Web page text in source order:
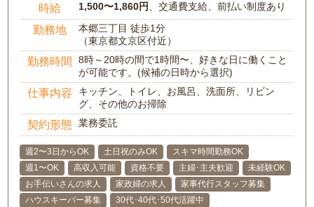
時給 1,500〜1,860円 、交通費支給、前払い制度あり
勤務地
本郷三丁目 徒歩1分
（東京都文京区付近）
勤務時間
8時～20時の間で1時間〜、好きな日に働くこと
が可能です。(候補の日時から選択)
仕事内容
キッチン、トイレ、お風呂、洗面所、リビン
グ、その他のお掃除
契約形態 業務委託
週2〜3日からOK 土日祝のみOK
スキマ時間勤務OK
週1〜OK
高収入可能 資格不要 主婦･主夫歓迎
未経験OK
お手伝いさんの求人
家政婦の求人
家事代行スタッフ募集
ハウスキーパー募集
30代･40代･50代活躍中